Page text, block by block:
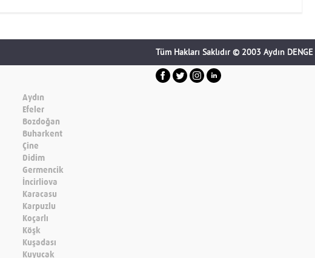
Tüm Hakları Saklıdır © 2003 Aydın DENGE
Aydın
Efeler
Bozdoğan
Buharkent
Çine
Didim
Germencik
İncirliova
Karacasu
Karpuzlu
Koçarlı
Köşk
Kuşadası
Kuyucak